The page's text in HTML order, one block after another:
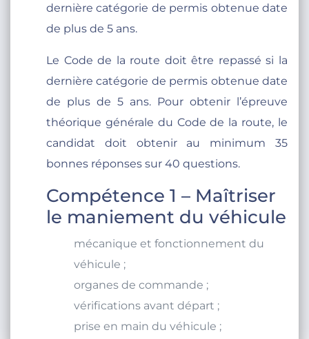
dernière catégorie de permis obtenue date
de plus de 5 ans.
Le Code de la route doit être repassé si la
dernière catégorie de permis obtenue date
de plus de 5 ans. Pour obtenir l’épreuve
théorique générale du Code de la route, le
candidat doit obtenir au minimum 35
bonnes réponses sur 40 questions.
Compétence 1 – Maîtriser
le maniement du véhicule
mécanique et fonctionnement du
véhicule ;
organes de commande ;
vérifications avant départ ;
prise en main du véhicule ;